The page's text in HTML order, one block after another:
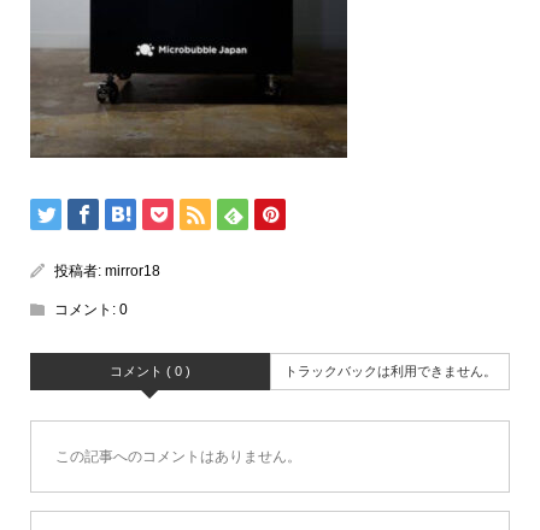
投稿者: mirror18
コメント: 0
コメント ( 0 ) トラックバックは利用できません。
この記事へのコメントはありません。